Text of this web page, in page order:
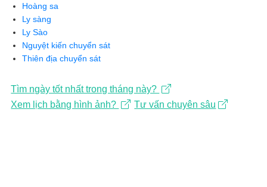
Hoàng sa
Ly sàng
Ly Sào
Nguyệt kiến chuyển sát
Thiên địa chuyển sát
Tìm ngày tốt nhất trong tháng này?
Xem lịch bằng hình ảnh?
Tư vấn chuyên sâu